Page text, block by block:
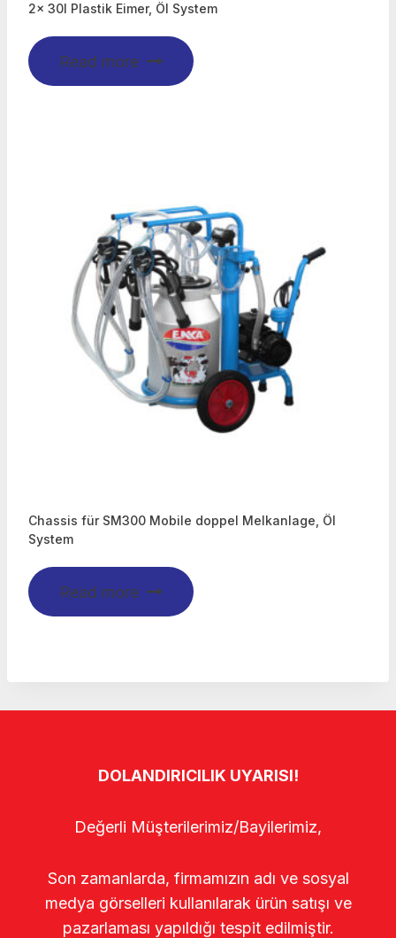
2x 30l Plastik Eimer, Öl System
Read more
Chassis für SM300 Mobile doppel Melkanlage, Öl
System
Read more
DOLANDIRICILIK UYARISI!
Değerli Müşterilerimiz/Bayilerimiz,
Son zamanlarda, firmamızın adı ve sosyal
medya görselleri kullanılarak ürün satışı ve
pazarlaması yapıldığı tespit edilmiştir.